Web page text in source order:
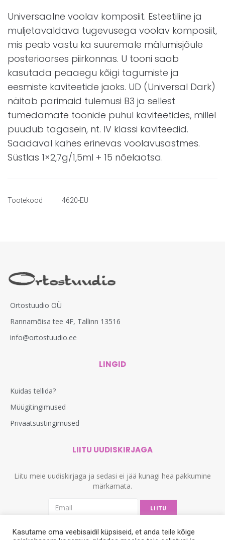
Universaalne voolav komposiit. Esteetiline ja
muljetavaldava tugevusega voolav komposiit,
mis peab vastu ka suuremale mälumisjõule
posterioorses piirkonnas. U tooni saab
kasutada peaaegu kõigi tagumiste ja
eesmiste kaviteetide jaoks. UD (Universal Dark)
näitab parimaid tulemusi B3 ja sellest
tumedamate toonide puhul kaviteetides, millel
puudub tagasein, nt. IV klassi kaviteedid.
Saadaval kahes erinevas voolavusastmes.
Süstlas 1×2,7g/1,5ml + 15 nõelaotsa.
Tootekood 4620-EU
Ortostuudio OÜ
Rannamõisa tee 4F, Tallinn 13516
info@ortostuudio.ee
LINGID
Kuidas tellida?
Müügitingimused
Privaatsustingimused
LIITU UUDISKIRJAGA
Liitu meie uudiskirjaga ja sedasi ei jää kunagi hea pakkumine
märkamata.
LIITU
Kasutame oma veebisaidil küpsiseid, et anda teile kõige